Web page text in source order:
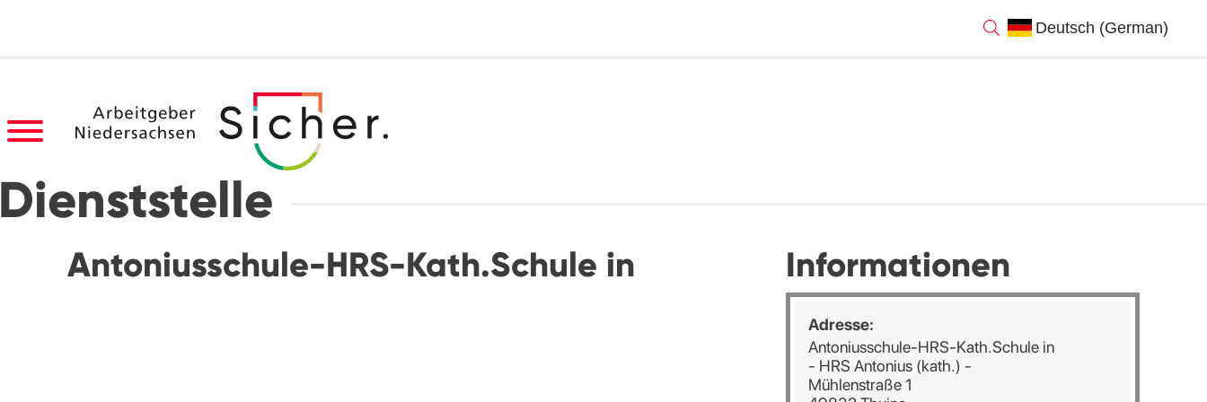
Antoniusschule-HRS-Kath.Schule in Informationen
Adresse:
Antoniusschule-HRS-Kath.Schule in
- HRS Antonius (kath.) -
Mühlenstraße 1